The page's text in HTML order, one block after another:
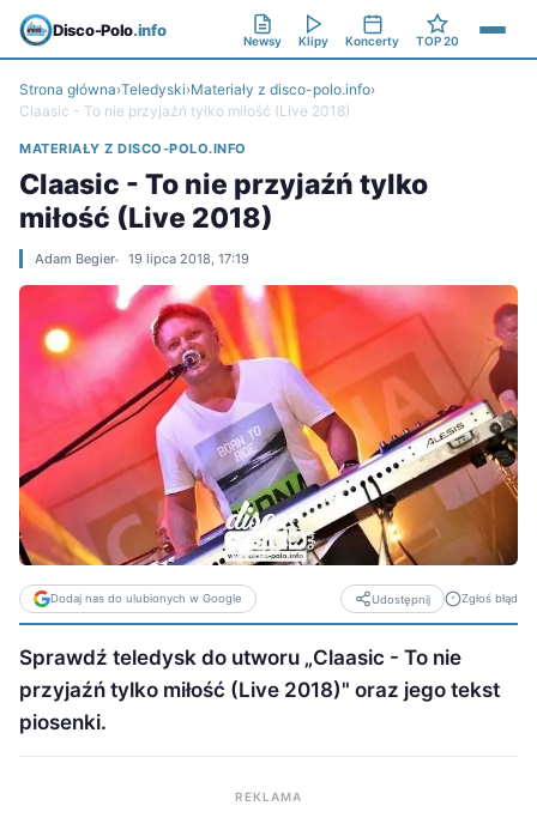
Disco-Polo.info
Newsy Klipy Koncerty TOP 20
Strona główna›Teledyski›Materiały z disco-polo.info›
Claasic - To nie przyjaźń tylko miłość (Live 2018)
MATERIAŁY Z DISCO-POLO.INFO
Claasic - To nie przyjaźń tylko
miłość (Live 2018)
Adam Begier 19 lipca 2018, 17:19
Dodaj nas do ulubionych w Google Udostępnij Zgłoś błąd
Sprawdź teledysk do utworu „Claasic - To nie
przyjaźń tylko miłość (Live 2018)" oraz jego tekst
piosenki.
REKLAMA